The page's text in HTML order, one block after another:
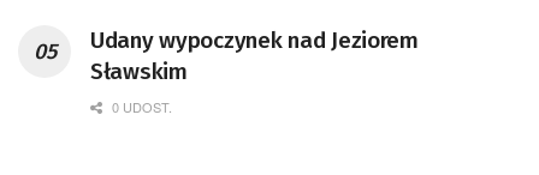
Udany wypoczynek nad Jeziorem
Sławskim
0 UDOST.